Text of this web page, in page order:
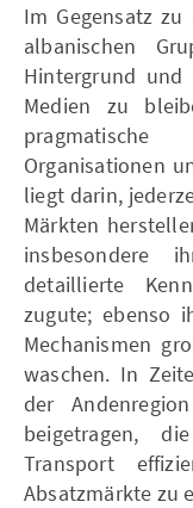
Im Gegensatz
albanischen
Hintergrund und
Medien zu
Organisationen
liegt darin,
Märkten
insbesondere
detaillierte
zugute; ebenso
Mechanismen
waschen. In
der
beigetragen,
Transport
Absatzmärkte zu